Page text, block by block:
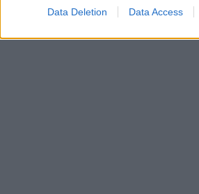
Data Deletion Data Access
Φωτογραφίες: υπουργείο